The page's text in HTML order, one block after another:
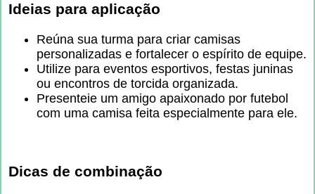
Ideias para aplicação
Reúna sua turma para criar camisas
personalizadas e fortalecer o espírito de equipe.
Utilize para eventos esportivos, festas juninas
ou encontros de torcida organizada.
Presenteie um amigo apaixonado por futebol
com uma camisa feita especialmente para ele.
Dicas de combinação